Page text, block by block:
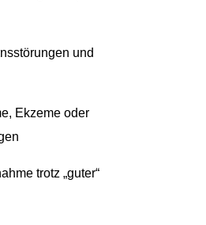
und
Ekzeme oder
trotz „guter“